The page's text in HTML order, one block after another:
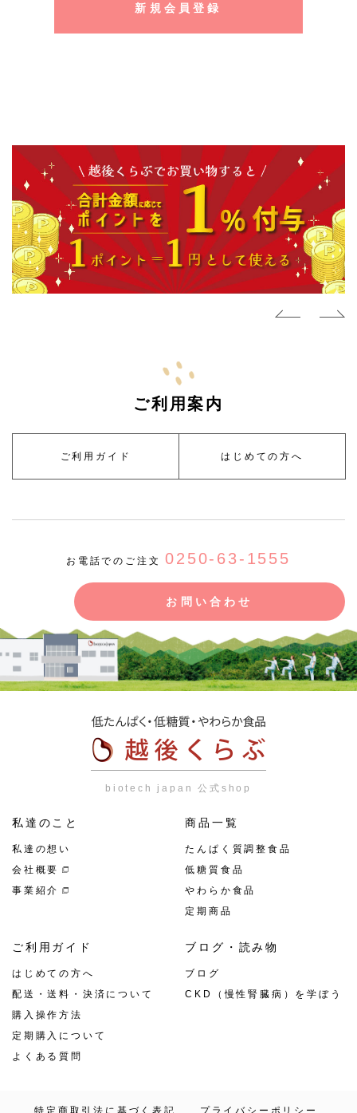
新規会員登録
ご利用案内
ご利用ガイド はじめての方へ
お電話でのご注文0250-63-1555
お問い合わせ
biotech japan 公式shop
私達のこと
私達の想い
会社概要
事業紹介
商品一覧
たんぱく質調整食品
低糖質食品
やわらか食品
定期商品
ご利用ガイド
はじめての方へ
配送・送料・決済について
購入操作方法
定期購入について
よくある質問
ブログ・読み物
ブログ
CKD（慢性腎臓病）を学ぼう
特定商取引法に基づく表記 プライバシーポリシー